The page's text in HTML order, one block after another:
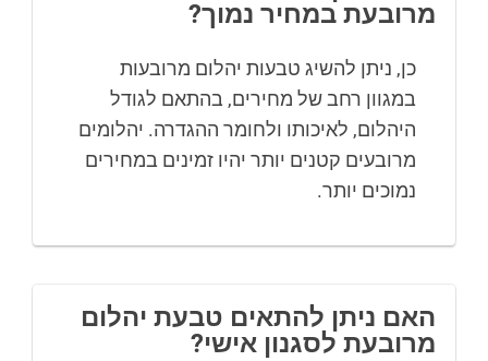
מרובעת במחיר נמוך?
כן, ניתן להשיג טבעות יהלום מרובעות
במגוון רחב של מחירים, בהתאם לגודל
היהלום, לאיכותו ולחומר ההגדרה. יהלומים
מרובעים קטנים יותר יהיו זמינים במחירים
נמוכים יותר.
האם ניתן להתאים טבעת יהלום
מרובעת לסגנון אישי?